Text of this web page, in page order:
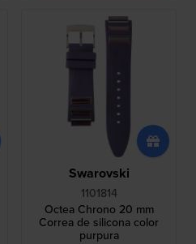
Swarovski
1101814
Octea Chrono 20 mm
Correa de silicona color
purpura